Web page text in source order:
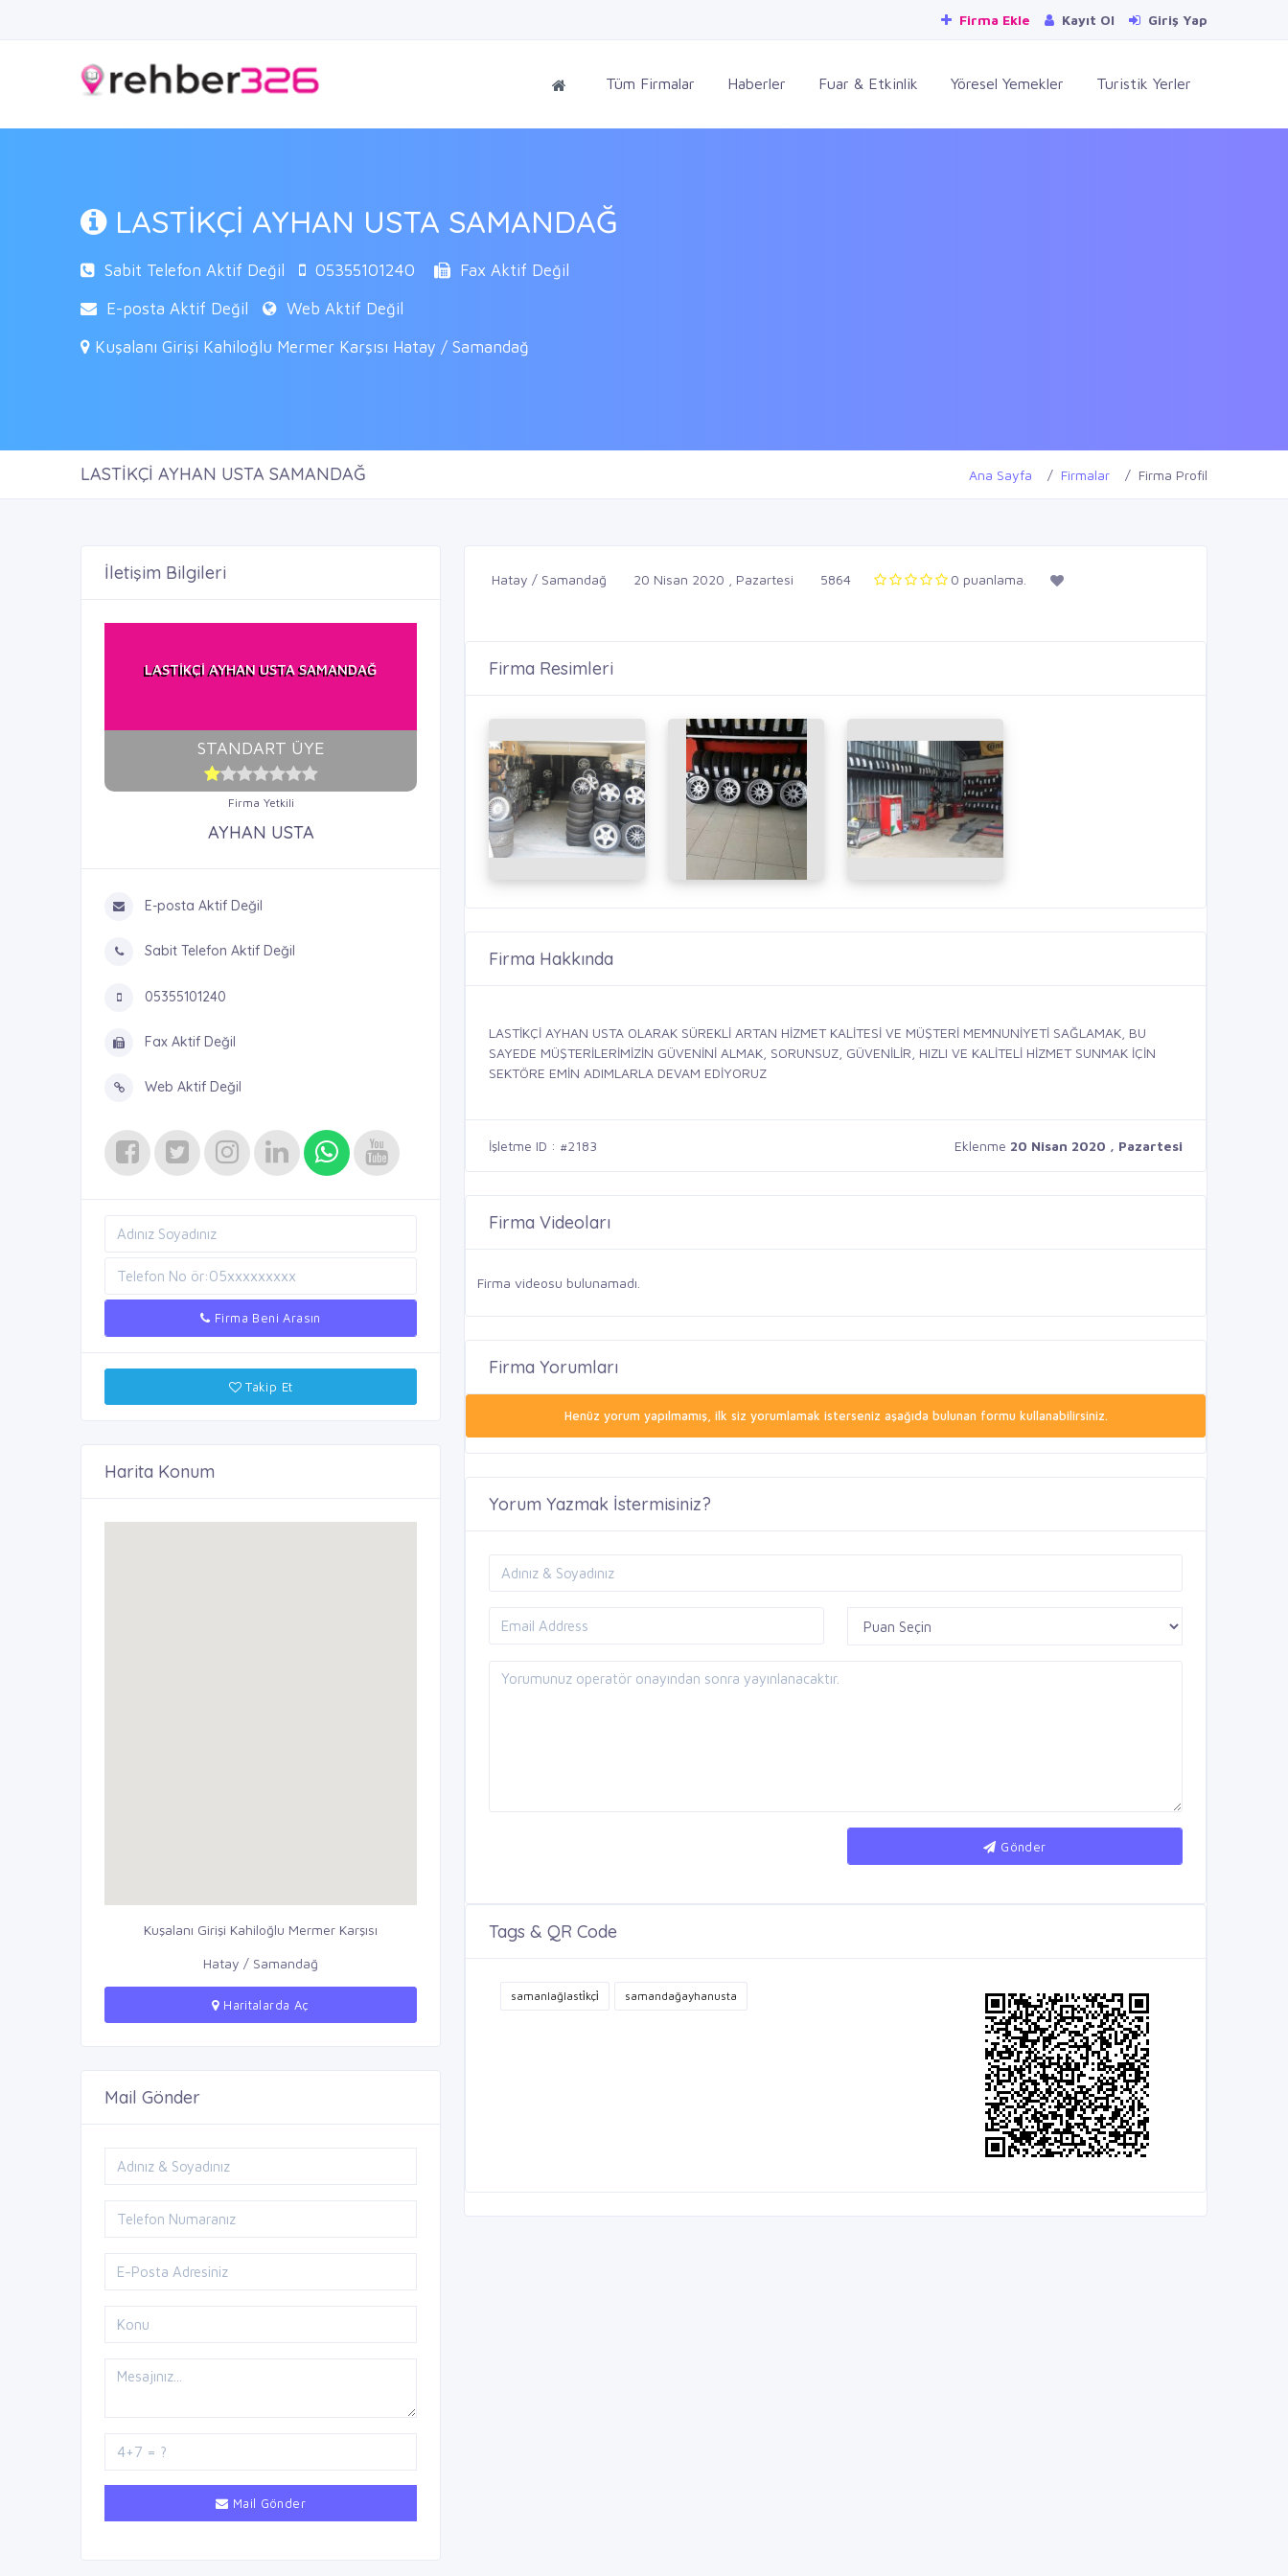
Firma Ekle Kayıt Ol Giriş Yap
Tüm Firmalar Haberler Fuar & Etkinlik Yöresel Yemekler Turistik Yerler
LASTİKÇİ AYHAN USTA SAMANDAĞ
Sabit Telefon Aktif Değil 05355101240
Fax Aktif Değil
E-posta Aktif Değil
Web Aktif Değil
Kuşalanı Girişi Kahiloğlu Mermer Karşısı Hatay / Samandağ
LASTİKÇİ AYHAN USTA SAMANDAĞ Ana Sayfa Firmalar Firma Profil
İletişim Bilgileri
LASTİKÇİ AYHAN USTA SAMANDAĞ
STANDART ÜYE
Firma Yetkili
AYHAN USTA
E-posta Aktif Değil
Sabit Telefon Aktif Değil
05355101240
Fax Aktif Değil
Web Aktif Değil
Firma Beni Arasın
Takip Et
Harita Konum
Kuşalanı Girişi Kahiloğlu Mermer Karşısı
Hatay / Samandağ
Haritalarda Aç
Mail Gönder
Mail Gönder
Hatay / Samandağ 20 Nisan 2020 , Pazartesi 5864 0 puanlama.
Firma Resimleri
Firma Hakkında
LASTİKÇİ AYHAN USTA OLARAK SÜREKLİ ARTAN HİZMET KALİTESİ VE MÜŞTERİ MEMNUNİYETİ SAĞLAMAK, BU
SAYEDE MÜŞTERİLERİMİZİN GÜVENİNİ ALMAK, SORUNSUZ, GÜVENİLİR, HIZLI VE KALİTELİ HİZMET SUNMAK İÇİN
SEKTÖRE EMİN ADIMLARLA DEVAM EDİYORUZ
İşletme ID : #2183 Eklenme 20 Nisan 2020 , Pazartesi
Firma Videoları
Firma videosu bulunamadı.
Firma Yorumları
Henüz yorum yapılmamış, ilk siz yorumlamak isterseniz aşağıda bulunan formu kullanabilirsiniz.
Yorum Yazmak İstermisiniz?
Gönder
Tags & QR Code
samanlağlasti̇kçi̇ samandağayhanusta